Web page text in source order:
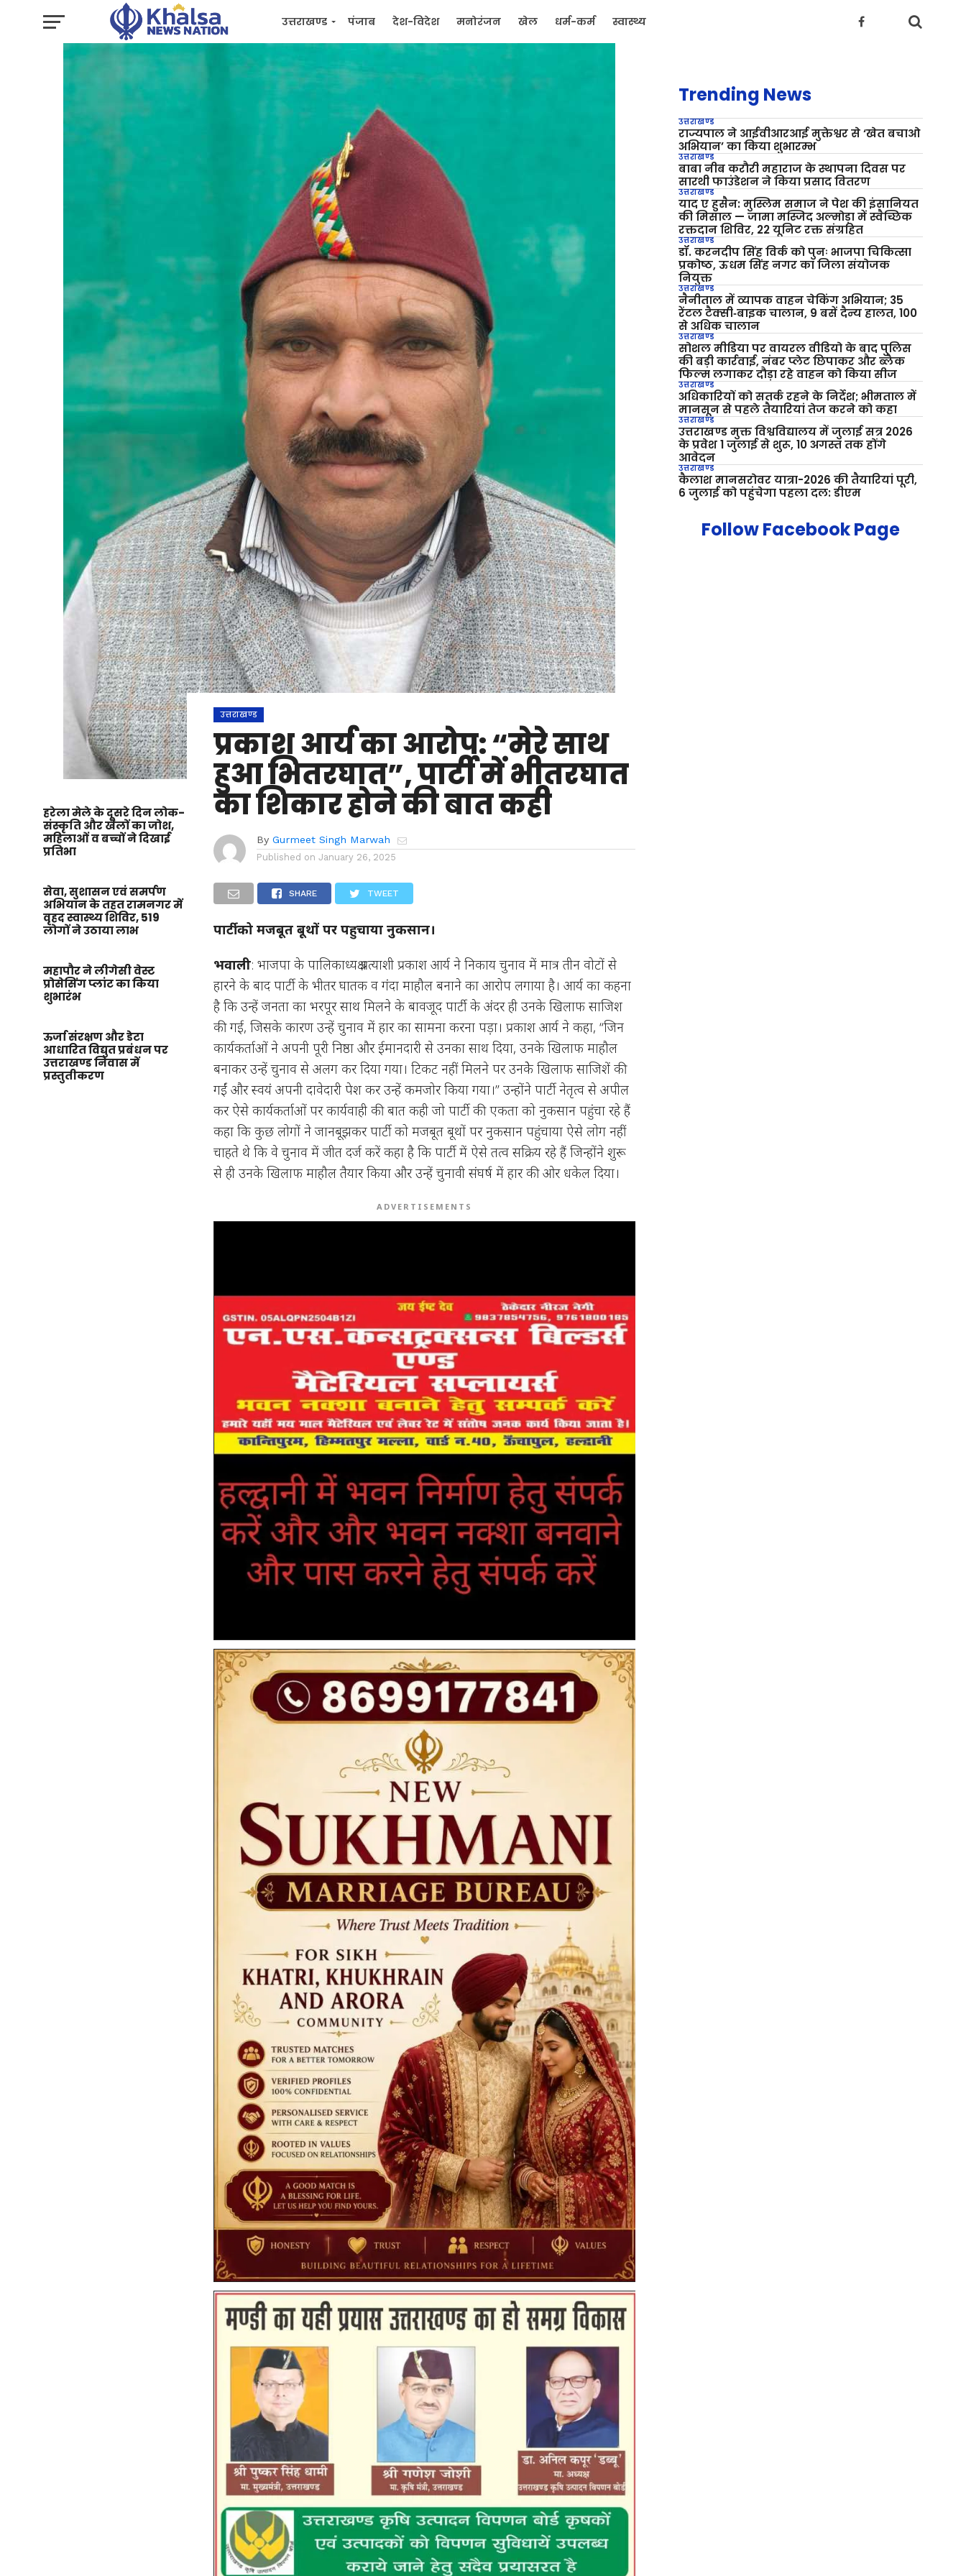
उत्तराखण्ड पंजाब देश-विदेश मनोरंजन खेल धर्म-कर्म स्वास्थ्य
प्रशासनिक जन मुद्दे
हरेला मेले के दूसरे दिन लोक-
संस्कृति और खेलों का जोश,
महिलाओं व बच्चों ने दिखाई
प्रतिभा
सेवा, सुशासन एवं समर्पण
अभियान के तहत रामनगर में
वृहद स्वास्थ्य शिविर, 519
लोगों ने उठाया लाभ
महापौर ने लीगेसी वेस्ट
प्रोसेसिंग प्लांट का किया
शुभारंभ
ऊर्जा संरक्षण और डेटा
आधारित विद्युत प्रबंधन पर
उत्तराखण्ड निवास में
प्रस्तुतीकरण
उत्तराखण्ड
प्रकाश आर्य का आरोप: “मेरे साथ
हुआ भितरघात”, पार्टी में भीतरघात
का शिकार होने की बात कही
By Gurmeet Singh Marwah
Published on January 26, 2025
SHARE TWEET
पार्टी को मजबूत बूथों पर पहुचाया नुकसान।
भवाली: भाजपा के पालिकाध्यक्ष प्रत्याशी प्रकाश आर्य ने निकाय चुनाव में मात्र तीन वोटों से
हारने के बाद पार्टी के भीतर घातक व गंदा माहौल बनाने का आरोप लगाया है। आर्य का कहना
है कि उन्हें जनता का भरपूर साथ मिलने के बावजूद पार्टी के अंदर ही उनके खिलाफ साजिश
की गई, जिसके कारण उन्हें चुनाव में हार का सामना करना पड़ा। प्रकाश आर्य ने कहा, “जिन
कार्यकर्ताओं ने अपनी पूरी निष्ठा और ईमानदारी से उनका साथ दिया, उनके खिलाफ माहौल
बनाकर उन्हें चुनाव से अलग कर दिया गया। टिकट नहीं मिलने पर उनकेे खिलाफ साजिशें की
गईं और स्वयं अपनी दावेदारी पेश कर उन्हें कमजोर किया गया।” उन्होंने पार्टी नेतृत्व से अपील
कर ऐसे कार्यकर्ताओं पर कार्यवाही की बात कही जो पार्टी की एकता को नुकसान पहुंचा रहे हैं
कहा कि कुछ लोगों ने जानबूझकर पार्टी को मजबूत बूथों पर नुकसान पहुंचाया ऐसे लोग नहीं
चाहते थे कि वे चुनाव में जीत दर्ज करें कहा है कि पार्टी में ऐसे तत्व सक्रिय रहे हैं जिन्होंने शुरू
से ही उनके खिलाफ माहौल तैयार किया और उन्हें चुनावी संघर्ष में हार की ओर धकेल दिया।
ADVERTISEMENTS
Trending News
उत्तराखण्ड
राज्यपाल ने आईवीआरआई मुक्तेश्वर से ‘खेत बचाओ
अभियान’ का किया शुभारम्भ
उत्तराखण्ड
बाबा नीब करौरी महाराज के स्थापना दिवस पर
सारथी फाउंडेशन ने किया प्रसाद वितरण
उत्तराखण्ड
याद ए हुसैन: मुस्लिम समाज ने पेश की इंसानियत
की मिसाल — जामा मस्जिद अल्मोड़ा में स्वैच्छिक
रक्तदान शिविर, 22 यूनिट रक्त संग्रहित
उत्तराखण्ड
डॉ. करनदीप सिंह विर्क को पुनः भाजपा चिकित्सा
प्रकोष्ठ, ऊधम सिंह नगर का जिला संयोजक
नियुक्त
उत्तराखण्ड
नैनीताल में व्यापक वाहन चेकिंग अभियान; 35
रेंटल टैक्सी‑बाइक चालान, 9 बसें दैन्य हालत, 100
से अधिक चालान
उत्तराखण्ड
सोशल मीडिया पर वायरल वीडियो के बाद पुलिस
की बड़ी कार्रवाई, नंबर प्लेट छिपाकर और ब्लैक
फिल्म लगाकर दौड़ा रहे वाहन को किया सीज
उत्तराखण्ड
अधिकारियों को सतर्क रहने के निर्देश; भीमताल में
मानसून से पहले तैयारियां तेज करने को कहा
उत्तराखण्ड
उत्तराखण्ड मुक्त विश्वविद्यालय में जुलाई सत्र 2026
के प्रवेश 1 जुलाई से शुरू, 10 अगस्त तक होंगे
आवेदन
उत्तराखण्ड
कैलाश मानसरोवर यात्रा-2026 की तैयारियां पूरी,
6 जुलाई को पहुंचेगा पहला दल: डीएम
Follow Facebook Page